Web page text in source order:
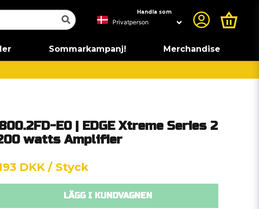
Handla som
Sommarkampanj! Merchandise
E0 | EDGE Xtreme Series 2
watts Amplifier
DKK / Styck
LÄGG I KUNDVAGNEN